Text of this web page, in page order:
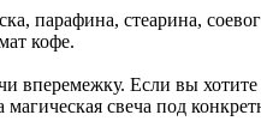
парафина, стеарина,
кофе.
вперемежку. Если вы
свеча под